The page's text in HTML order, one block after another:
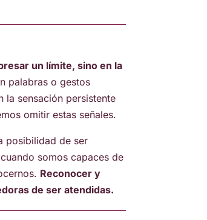
un límite, sino en la
palabras o gestos
la sensación persistente
omitir estas señales.
posibilidad de ser
somos capaces de
Reconocer y
de ser atendidas.